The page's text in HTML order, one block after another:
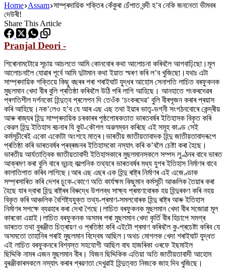
Home Assam সাম্প্ৰদায়িক শক্তিৰ কেঁকুৰা চেঁপাত বন্দী হ’ব নেকি জননেতা ভীমবৰ
দেউৰী!
Share This Article
Pranjal Deori -
শিৰোনামটোৱে সূচায় আচলতে আমি কোনবোৰ কথা আলোচনা কৰিবলৈ আগবাঢ়িছো।মূল
আলোচনালৈ যোৱাৰ পূৰ্বে আমি দুটামান কথা ইয়াত স্মৰণ কৰি ল’ব খুজিছো।যথাঃ এটা
সাম্প্ৰদায়িক শক্তিয়ে কিছু বছৰৰ পৰা শৰাইঘাট যুদ্ধৰ আহোম সেনাপতি লাচিত বৰফুকনক
মুছলমান খেদা বীৰ বুলি প্ৰতিষ্ঠা কৰিবলৈ উঠি পৰি লাগি আহিছে। আনহাতে শংকৰদেৱৰ
প্ৰগতিশীল দৰ্শনকো হিন্দুত্ব প্ৰলেপন দি তেওঁক ‘চংকৰদেৱ’ বুলি বীৰপূজন কৰাৰ প্ৰয়াস
কৰি আহিছে।নক’লেও হ’ব যে আৰ এছ এছ তথা ইয়াৰ ভাতৃ-ভগ্নী সংগঠনবোৰে কেন্দ্ৰীয়
আৰু ৰাজ্যৰ হিন্দু সাম্প্ৰদায়িক চৰকাৰৰ পৃষ্ঠপোষকতাত ভাৰতবৰ্ষৰ ইতিহাসক বিকৃত কৰি
কেৱল হিন্দু ইতিহাস ৰচনাৰ যি কুট-কৌশল অৱলম্বন কৰিছে এই সমূহ কাণ্ড সেই
কৰ্মসূচীৰেই একো একোটা অংশহে মাত্ৰ।ভাৰতীয় জাতীয়তাবাদক হিন্দু জাতীয়তাবাদৰূপে
প্ৰতিষ্ঠা কৰি ভাৰতবৰ্ষৰ প্ৰব্ৰজনৰ ইতিহাসকো নস্যাৎ কৰি ক’বলৈ চেষ্টা কৰা হৈছে।
ভাৰতীয় আৰ্যতাত্বিক জাতীয়তাবাদী ইতিহাসকাৰে মুছলমানসকলে সম্পদ লুণ্ঠনৰ বাবে ভাৰত
আক্ৰমণ কৰা বুলি বাৰে ভুচহু কাল্পনিক তথ্যৰে ভাৰতবৰ্ষৰ মধ্য যুগৰ ইতিহাস নিৰ্মাণৰ বাবে
কালাতিপাত কৰিব লাগিছে।আৰ এছ এছৰ এক হিন্দু ৰাষ্ট্ৰ নিৰ্মাণৰ এই এজেণ্ডাক
সম্প্ৰসাৰিত কৰি দেশৰ চুকে-কোণে অতি কাৰ্যক্ষম কিছুমান কৰ্মসূচী আঞ্চলিক তৈয়াৰ কৰা
হৈছে যাৰ দ্বাৰা হিন্দু ৰাষ্ট্ৰৰ বিৰুদ্ধে উপলব্ধ সাক্ষ্য প্ৰমাণবোৰক হয় হিন্দুৰকণ কৰি নহয়
বিকৃত কৰি আঞ্চলিক বৈশিষ্ট্যযুক্ত তথ্য-প্ৰমাণ-সমলবোৰক হিন্দু ৰাষ্ট্ৰ আৰু ইতিহাস
নিৰ্মাণৰ সপক্ষে ব্যৱহাৰ কৰা দেখা গৈছে।লাচিত বৰফুকনক মুছলমান খেদা বীৰ সজোৱা মূল
কাৰকো এয়াই।লাচিত বৰফুকনক অসমৰ পৰা মুছলমান খেদা কৃৰ্তি বীৰ হিচাপে সমগ্ৰ
ভাৰতত তথা বুৰঞ্জীত চিত্ৰায়ণ ও প্ৰতিষ্ঠা কৰি এইটো প্ৰমাণ কৰিবলৈ কু-প্ৰচেষ্টা কৰিব যে
অসমতো তাহানিৰ পৰাই মুছলমান বিদ্বেষ আছিল।অথচ মোগলক খেদা শৰাইঘাট যুদ্ধত
এই লাচিত বৰফুকনৰে বিশ্বস্ত সহযোগী আছিল বাঘ হাজৰিকা ওৰফে ইছমাইল
ছিদ্দিকি নামৰ এজন মুছলমান বীৰ। যিজন ছিদ্দিকিক এতিয়া অতি জাতীয়তাবাদী আহোম
বুৰঞ্জীকাৰসকলে নস্যাৎ কৰাৰ প্ৰৱণতা দেখুৱাই হিন্দুত্বত নিজকে জাহ দিব খুজিছে।